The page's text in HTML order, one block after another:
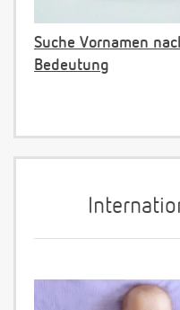
Suche Vornamen
Bedeutung